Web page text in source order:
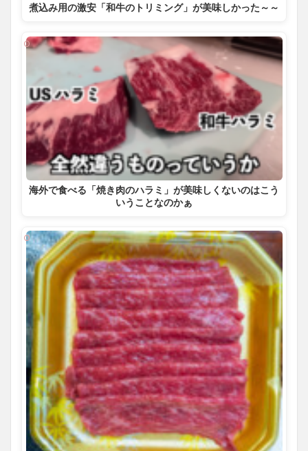
煮込み用の激安「和牛のトリミング」が美味しかった～～
海外で食べる「焼き肉のハラミ」が美味しくないのはこう
いうことなのかぁ